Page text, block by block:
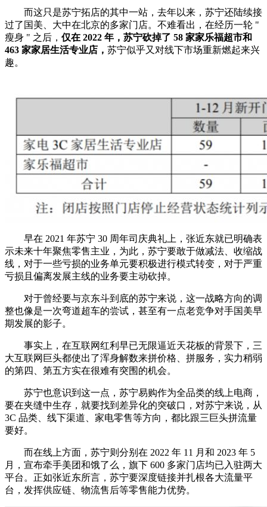
而这只是苏宁拓店的其中一站，去年以来，苏宁还陆续接
过了国美、大中在北京的多家门店。不难看出，在经历一轮 "
瘦身 " 之后， 仅在 2022 年，苏宁砍掉了 58 家家乐福超市和
463 家家居生活专业店， 苏宁似乎又对线下市场重新燃起来兴
趣。
早在 2021 年苏宁 30 周年司庆典礼上，张近东就已明确表
示未来十年聚焦零售主业，为此，苏宁要敢于做减法、收缩战
线，对于一些亏损的业务单元要积极进行模式转变，对于严重
亏损且偏离发展主线的业务要主动砍掉。
对于曾经要与京东斗到底的苏宁来说，这一战略方向的调
整也像是一次弯道超车的尝试，甚至有一点老竞争对手国美早
期发展的影子。
事实上，在互联网红利早已无限逼近天花板的背景下，三
大互联网巨头都使出了浑身解数来拼价格、拼服务，实力稍弱
的第四、第五方实在很难有突围的机会。
苏宁也意识到这一点，苏宁易购作为全品类的线上电商，
要在夹缝中生存，就要找到差异化的突破口，对苏宁来说，从
3C 品类、线下渠道、家电零售等方向，都比跟三巨头拼流量
要好。
而在线上方面，苏宁则分别在 2022 年 11 月和 2023 年 5
月，宣布牵手美团和饿了么，旗下 600 多家门店均已入驻两大
平台。正如张近东所言，苏宁要深度链接并扎根各大流量平
台，发挥供应链、物流售后等零售能力优势。